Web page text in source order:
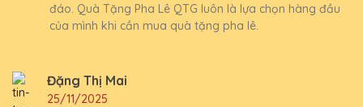
đáo. Quà Tặng Pha Lê QTG luôn là lựa chọn hàng đầu
của mình khi cần mua quà tặng pha lê.
Đặng Thị Mai
25/11/2025